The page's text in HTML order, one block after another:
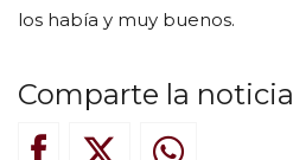
los había y muy buenos.
Comparte la noticia